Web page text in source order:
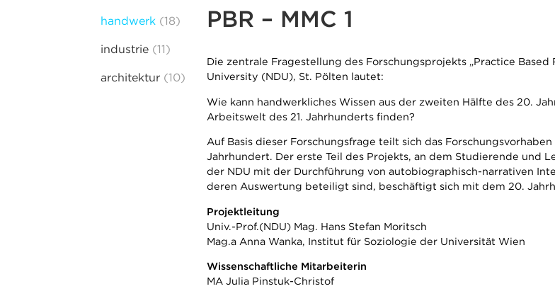
handwerk 18
industrie 11
architektur 10
PBR – MMC 1
Die zentrale Fragestellung des Forschungsprojekts „Practice Based
University (NDU), St. Pölten lautet:
Wie kann handwerkliches Wissen aus der zweiten Hälfte des 20.
Arbeitswelt des 21. Jahrhunderts finden?
Auf Basis dieser Forschungsfrage teilt sich das
Jahrhundert. Der erste Teil des Projekts, an dem Studierende und
der NDU mit der Durchführung von autobiographisch-narrativen
deren Auswertung beteiligt sind, beschäftigt sich mit dem 20.
Projektleitung
Univ.-Prof.(NDU) Mag. Hans Stefan Moritsch
Mag.a Anna Wanka, Institut für Soziologie der Universität Wien
Wissenschaftliche Mitarbeiterin
MA Julia Pinstuk-Christof